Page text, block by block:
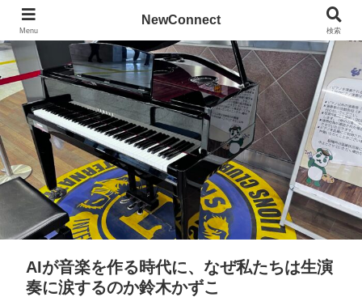
AIが音楽を作る時代に、なぜ私たちは生演
奏に涙するのか鈴木かずこ
Menu
NewConnect
検索